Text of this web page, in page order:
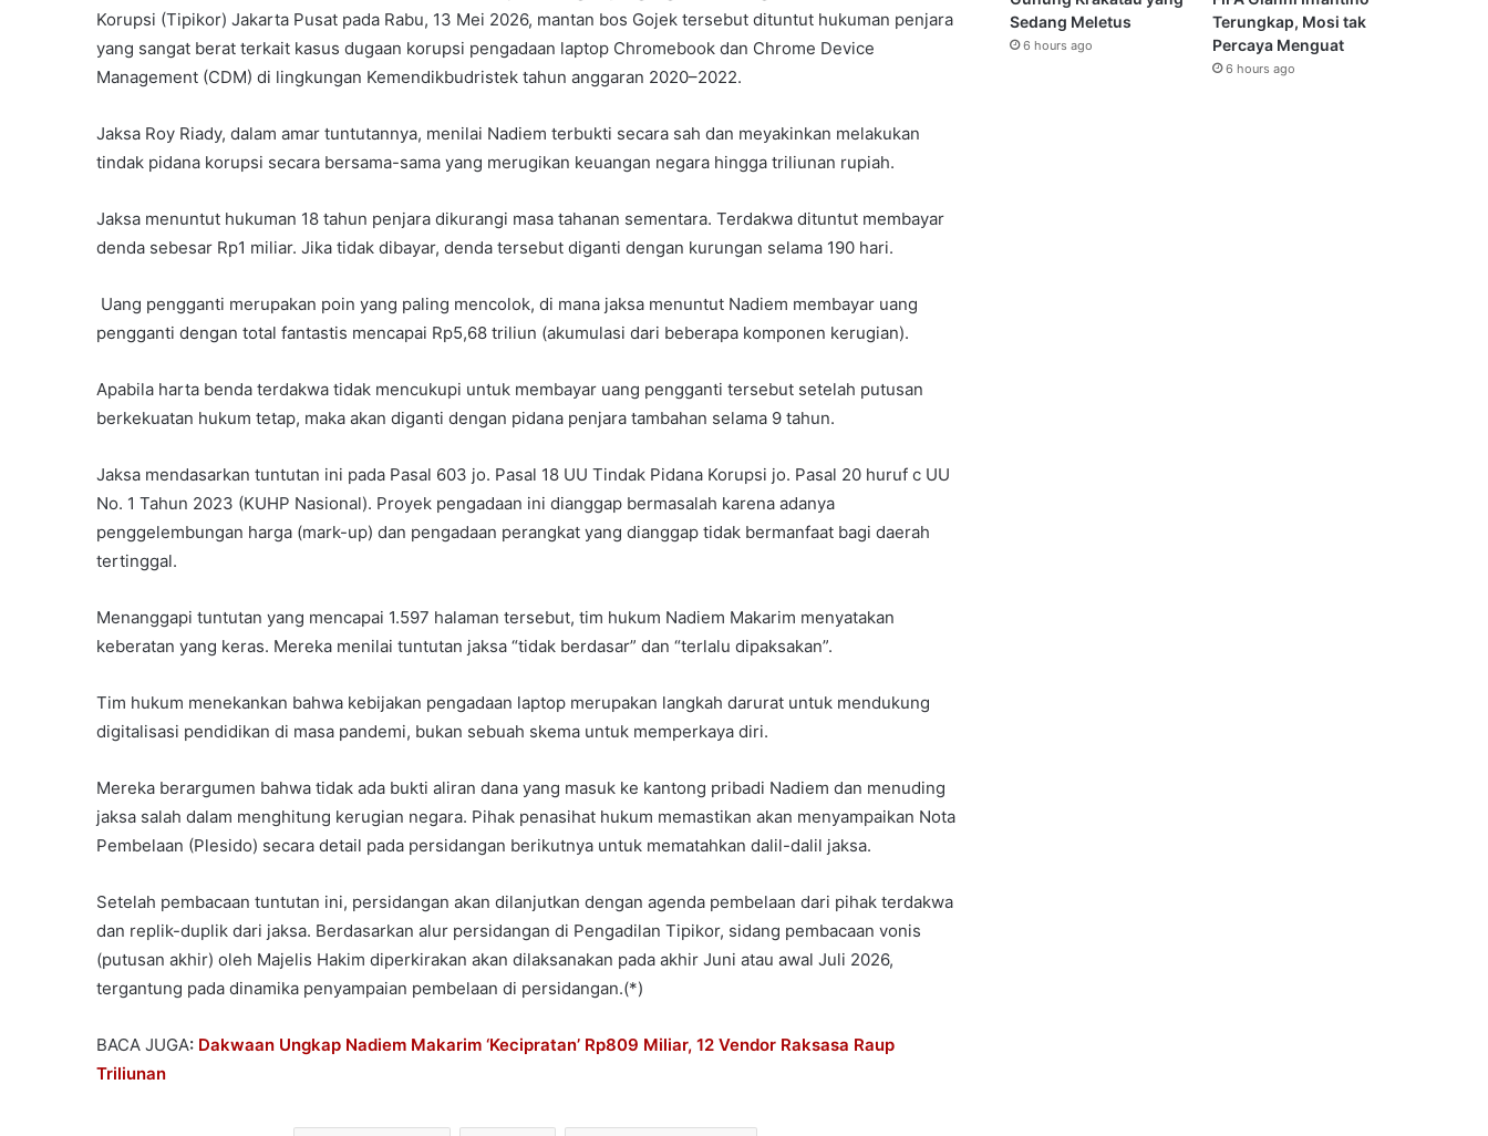
Korupsi (Tipikor) Jakarta Pusat pada Rabu, 13 Mei 2026, mantan bos Gojek tersebut dituntut hukuman penjara
yang sangat berat terkait kasus dugaan korupsi pengadaan laptop Chromebook dan Chrome Device
Management (CDM) di lingkungan Kemendikbudristek tahun anggaran 2020–2022.
Jaksa Roy Riady, dalam amar tuntutannya, menilai Nadiem terbukti secara sah dan meyakinkan melakukan
tindak pidana korupsi secara bersama-sama yang merugikan keuangan negara hingga triliunan rupiah.
Jaksa menuntut hukuman 18 tahun penjara dikurangi masa tahanan sementara. Terdakwa dituntut membayar
denda sebesar Rp1 miliar. Jika tidak dibayar, denda tersebut diganti dengan kurungan selama 190 hari.
Uang pengganti merupakan poin yang paling mencolok, di mana jaksa menuntut Nadiem membayar uang
pengganti dengan total fantastis mencapai Rp5,68 triliun (akumulasi dari beberapa komponen kerugian).
Apabila harta benda terdakwa tidak mencukupi untuk membayar uang pengganti tersebut setelah putusan
berkekuatan hukum tetap, maka akan diganti dengan pidana penjara tambahan selama 9 tahun.
Jaksa mendasarkan tuntutan ini pada Pasal 603 jo. Pasal 18 UU Tindak Pidana Korupsi jo. Pasal 20 huruf c UU
No. 1 Tahun 2023 (KUHP Nasional). Proyek pengadaan ini dianggap bermasalah karena adanya
penggelembungan harga (mark-up) dan pengadaan perangkat yang dianggap tidak bermanfaat bagi daerah
tertinggal.
Menanggapi tuntutan yang mencapai 1.597 halaman tersebut, tim hukum Nadiem Makarim menyatakan
keberatan yang keras. Mereka menilai tuntutan jaksa “tidak berdasar” dan “terlalu dipaksakan”.
Tim hukum menekankan bahwa kebijakan pengadaan laptop merupakan langkah darurat untuk mendukung
digitalisasi pendidikan di masa pandemi, bukan sebuah skema untuk memperkaya diri.
Mereka berargumen bahwa tidak ada bukti aliran dana yang masuk ke kantong pribadi Nadiem dan menuding
jaksa salah dalam menghitung kerugian negara. Pihak penasihat hukum memastikan akan menyampaikan Nota
Pembelaan (Plesido) secara detail pada persidangan berikutnya untuk mematahkan dalil-dalil jaksa.
Setelah pembacaan tuntutan ini, persidangan akan dilanjutkan dengan agenda pembelaan dari pihak terdakwa
dan replik-duplik dari jaksa. Berdasarkan alur persidangan di Pengadilan Tipikor, sidang pembacaan vonis
(putusan akhir) oleh Majelis Hakim diperkirakan akan dilaksanakan pada akhir Juni atau awal Juli 2026,
tergantung pada dinamika penyampaian pembelaan di persidangan.(*)
BACA JUGA: Dakwaan Ungkap Nadiem Makarim ‘Kecipratan’ Rp809 Miliar, 12 Vendor Raksasa Raup
Triliunan
Sedang Meletus
6 hours ago
Terungkap, Mosi tak
Percaya Menguat
6 hours ago